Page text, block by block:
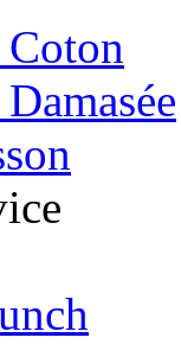
Coton